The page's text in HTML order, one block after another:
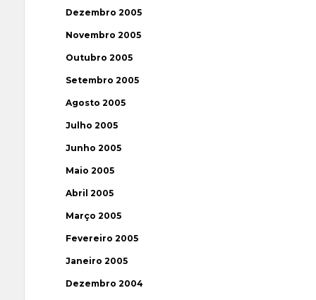
Dezembro 2005
Novembro 2005
Outubro 2005
Setembro 2005
Agosto 2005
Julho 2005
Junho 2005
Maio 2005
Abril 2005
Março 2005
Fevereiro 2005
Janeiro 2005
Dezembro 2004